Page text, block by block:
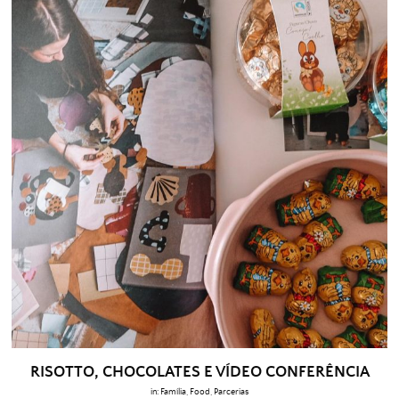
RISOTTO, CHOCOLATES E VÍDEO CONFERÊNCIA
in: Família Food Parcerias